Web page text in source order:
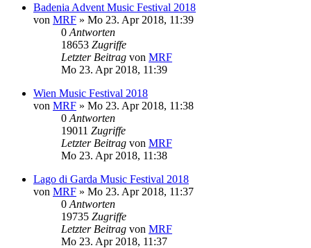
Badenia Advent Music Festival 2018
von MRF » Mo 23. Apr 2018, 11:39
0 Antworten
18653 Zugriffe
Letzter Beitrag von MRF
Mo 23. Apr 2018, 11:39
Wien Music Festival 2018
von MRF » Mo 23. Apr 2018, 11:38
0 Antworten
19011 Zugriffe
Letzter Beitrag von MRF
Mo 23. Apr 2018, 11:38
Lago di Garda Music Festival 2018
von MRF » Mo 23. Apr 2018, 11:37
0 Antworten
19735 Zugriffe
Letzter Beitrag von MRF
Mo 23. Apr 2018, 11:37